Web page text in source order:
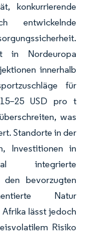
konkurrierende
entwickelnde
in Nordeuropa
innerhalb
für
USD pro t
was
Standorte in der
Investitionen in
integrierte
bevorzugten
Natur
lässt jedoch
Risiko